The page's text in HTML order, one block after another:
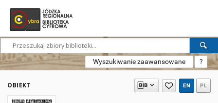
Wyszukiwanie zaawansowane ?
OBIEKT EN PL